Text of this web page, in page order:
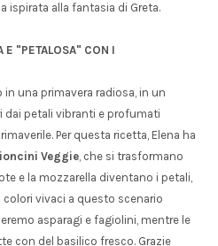
ispirata alla fantasia di Greta.
E "PETALOSA" CON I
una primavera radiosa, in un
dai petali vibranti e profumati
Per questa ricetta, Elena ha
Veggie, che si trasformano
e la mozzarella diventano i petali,
vivaci a questo scenario
asparagi e fagiolini, mentre le
con del basilico fresco. Grazie